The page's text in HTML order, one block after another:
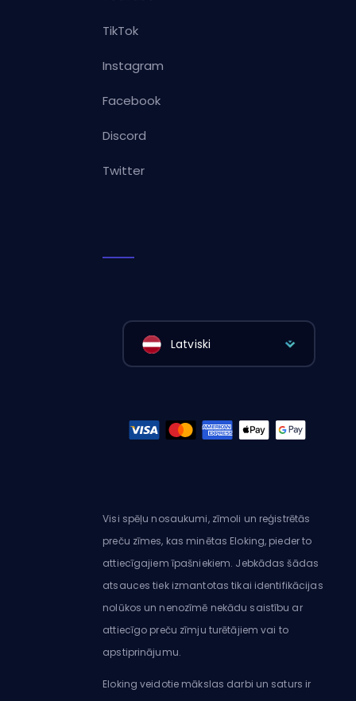
TikTok
Instagram
Facebook
Discord
Twitter
Latviski
Visi spēļu nosaukumi, zīmoli un reģistrētās
preču zīmes, kas minētas Eloking, pieder to
attiecīgajiem īpašniekiem. Jebkādas šādas
atsauces tiek izmantotas tikai identifikācijas
nolūkos un nenozīmē nekādu saistību ar
attiecīgo preču zīmju turētājiem vai to
apstiprinājumu.
Eloking veidotie mākslas darbi un saturs ir